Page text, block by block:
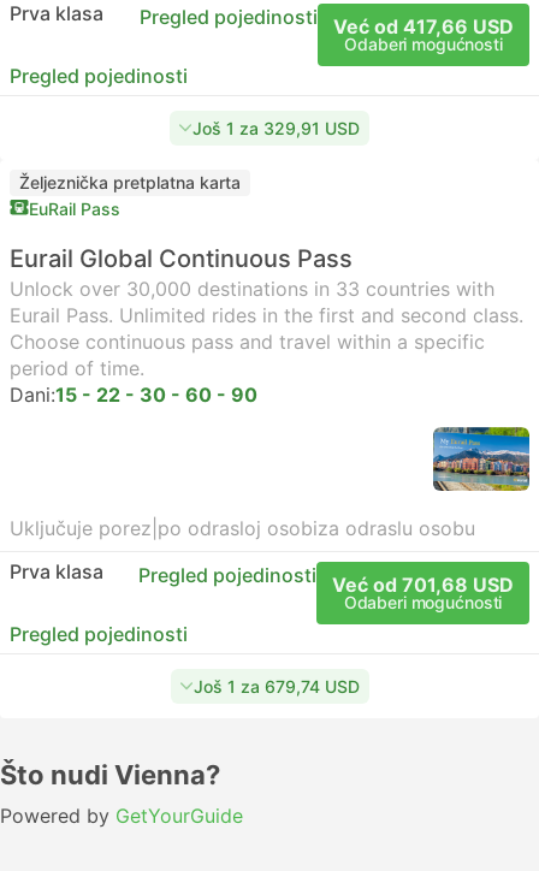
Prva klasa
Pregled pojedinosti Već od 417,66 USD
Odaberi mogućnosti
Pregled pojedinosti
Još 1 za 329,91 USD
Željeznička pretplatna karta
EuRail Pass
Eurail Global Continuous Pass
Unlock over 30,000 destinations in 33 countries with
Eurail Pass. Unlimited rides in the first and second class.
Choose continuous pass and travel within a specific
period of time.
Dani:15 - 22 - 30 - 60 - 90
Uključuje porez po odrasloj osobiza odraslu osobu
Prva klasa
Pregled pojedinosti Već od 701,68 USD
Odaberi mogućnosti
Pregled pojedinosti
Još 1 za 679,74 USD
Što nudi Vienna?
Powered by GetYourGuide